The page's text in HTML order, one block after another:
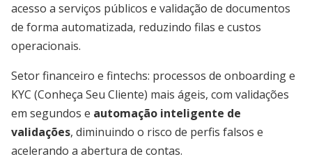
acesso a serviços públicos e validação de documentos
de forma automatizada, reduzindo filas e custos
operacionais.
Setor financeiro e fintechs: processos de onboarding e
KYC (Conheça Seu Cliente) mais ágeis, com validações
em segundos e automação inteligente de
validações, diminuindo o risco de perfis falsos e
acelerando a abertura de contas.